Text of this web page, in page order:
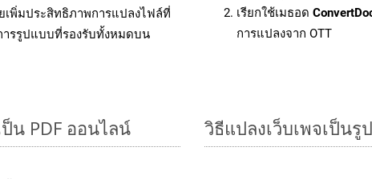
เพิ่มประสิทธิภาพการแปลงไฟล์ที่
รรูปแบบที่รองรับทั้งหมดบน
เรียกใช้เมธอด
การแปลงจาก OTT
น PDF ออนไลน์ วิธีแปลงเว็บเพจเป็นรู